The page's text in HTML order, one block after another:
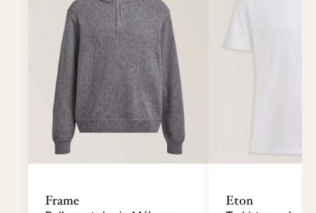
Frame Eton